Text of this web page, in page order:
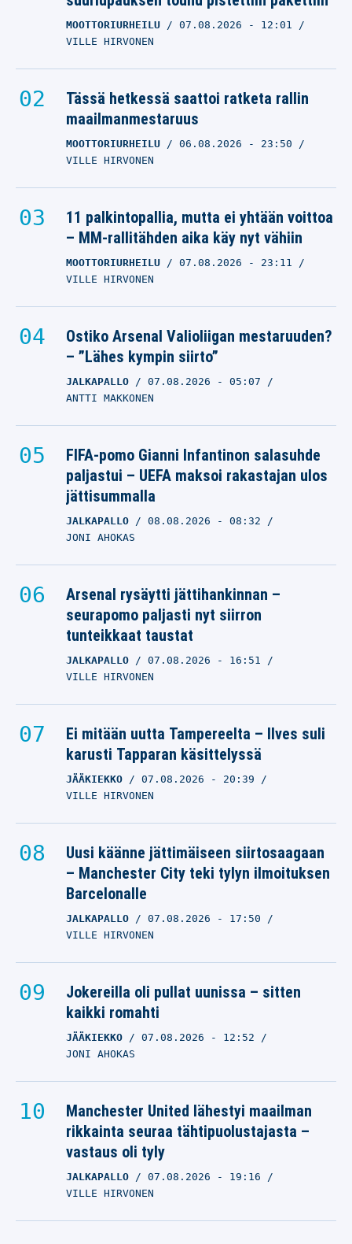
MOOTTORIURHEILU 07.08.2026 - 12:01
VILLE HIRVONEN
Tässä hetkessä saattoi ratketa rallin
maailmanmestaruus
MOOTTORIURHEILU 06.08.2026 - 23:50
VILLE HIRVONEN
11 palkintopallia, mutta ei yhtään voittoa
– MM-rallitähden aika käy nyt vähiin
MOOTTORIURHEILU 07.08.2026 - 23:11
VILLE HIRVONEN
Ostiko Arsenal Valioliigan mestaruuden?
– ”Lähes kympin siirto”
JALKAPALLO 07.08.2026 - 05:07
ANTTI MAKKONEN
FIFA-pomo Gianni Infantinon salasuhde
paljastui – UEFA maksoi rakastajan ulos
jättisummalla
JALKAPALLO 08.08.2026 - 08:32
JONI AHOKAS
Arsenal rysäytti jättihankinnan –
seurapomo paljasti nyt siirron
tunteikkaat taustat
JALKAPALLO 07.08.2026 - 16:51
VILLE HIRVONEN
Ei mitään uutta Tampereelta – Ilves suli
karusti Tapparan käsittelyssä
JÄÄKIEKKO 07.08.2026 - 20:39
VILLE HIRVONEN
Uusi käänne jättimäiseen siirtosaagaan
– Manchester City teki tylyn ilmoituksen
Barcelonalle
JALKAPALLO 07.08.2026 - 17:50
VILLE HIRVONEN
Jokereilla oli pullat uunissa – sitten
kaikki romahti
JÄÄKIEKKO 07.08.2026 - 12:52
JONI AHOKAS
Manchester United lähestyi maailman
rikkainta seuraa tähtipuolustajasta –
vastaus oli tyly
JALKAPALLO 07.08.2026 - 19:16
VILLE HIRVONEN